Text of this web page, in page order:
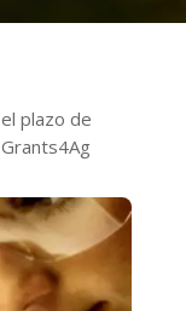
plazo de